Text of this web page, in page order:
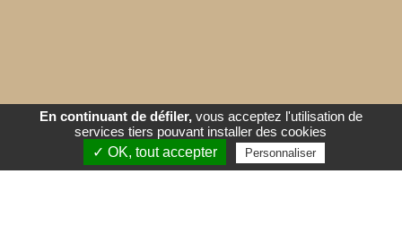
En continuant de défiler,vous acceptez l'utilisation de
services tiers pouvant installer des cookies
✓ OK, tout accepter
Personnaliser